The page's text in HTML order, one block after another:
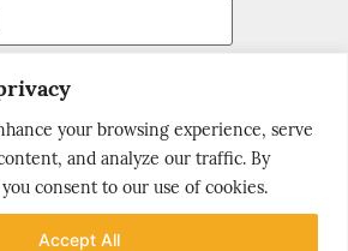
your browsing experience, serve
and analyze our traffic. By
consent to our use of cookies.
Accept All
on FACEBOOK!